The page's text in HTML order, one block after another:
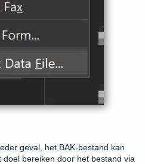
geval, het BAK-bestand kan
bereiken door het bestand via